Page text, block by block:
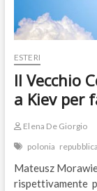
ESTERI
Il Vecchio
a Kiev per
Elena De Giorgio
polonia
Mateusz
rispettivamente